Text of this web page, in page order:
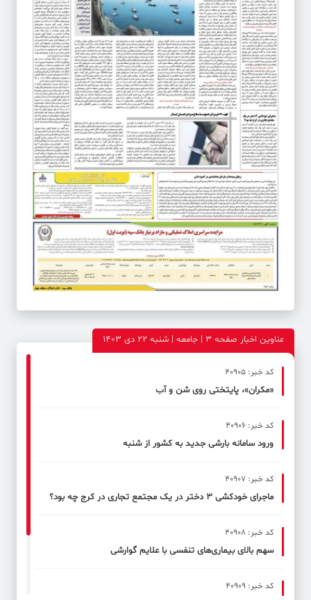
عناوین اخبار صفحه ۳ | جامعه | شنبه 22 دی 1403
کد خبر: 40905
«مکران»، پایتختی روی شن و آب
کد خبر: 40906
ورود سامانه بارشی جدید به کشور از شنبه
کد خبر: 40907
ماجرای خودکشی ۳ دختر در یک مجتمع تجاری در کرج چه بود؟
کد خبر: 40908
سهم بالای بیماری‌های تنفسی با علایم گوارشی
کد خبر: 40909